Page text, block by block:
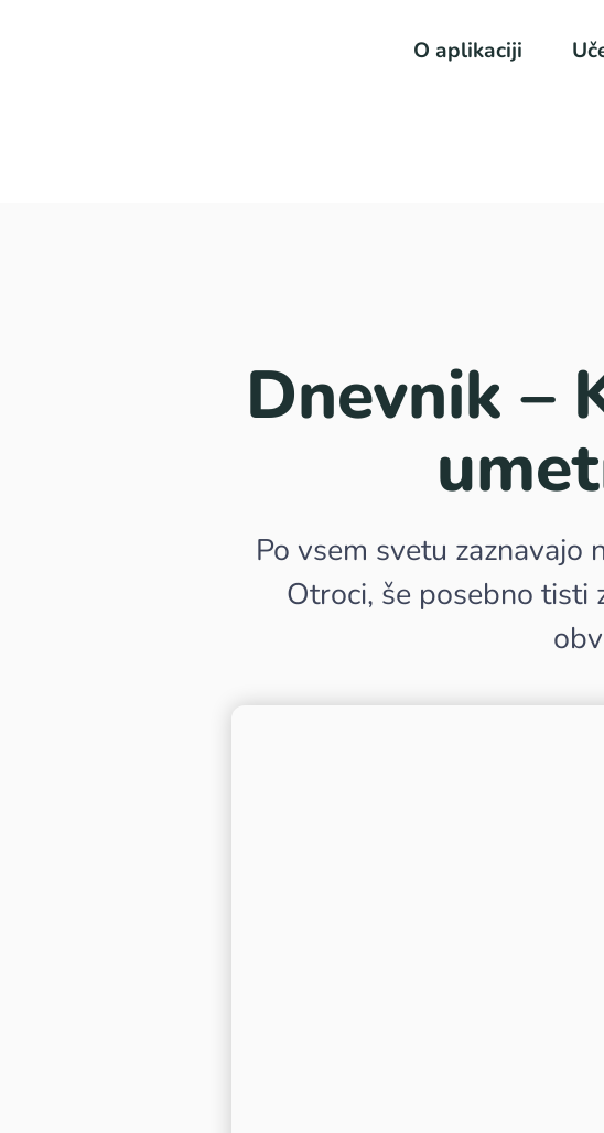
O aplikaciji
Dnevnik –
Po vsem svetu
Otroci, še posebno tisti